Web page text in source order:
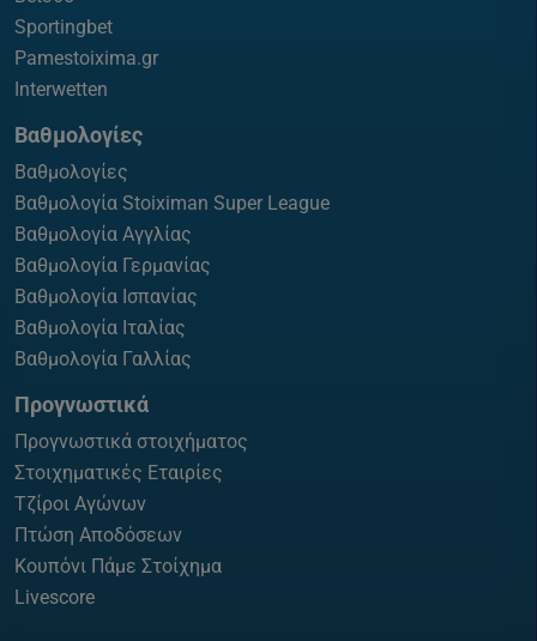
Sportingbet
Pamestoixima.gr
Interwetten
Βαθμολογίες
Βαθμολογίες
Βαθμολογία Stoiximan Super League
Βαθμολογία Αγγλίας
Βαθμολογία Γερμανίας
Βαθμολογία Ισπανίας
Βαθμολογία Ιταλίας
Βαθμολογία Γαλλίας
Προγνωστικά
Προγνωστικά στοιχήματος
Στοιχηματικές Εταιρίες
Τζίροι Αγώνων
Πτώση Αποδόσεων
Κουπόνι Πάμε Στοίχημα
Livescore